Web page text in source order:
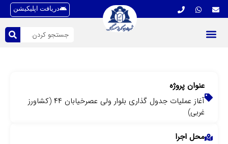
دریافت اپلیکیشن
عنوان پروژه
آغاز عملیات جدول گذاری بلوار ولی عصرخیابان ۴۴ (کشاورز
غربی)
محل اجرا